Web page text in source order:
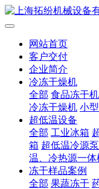
网站首页
客户交付
企业简介
冷冻干燥机
全部 食品冻干机
冷冻干燥机 小
超低温设备
全部 工业冰箱
箱 超低温冷源泵
温、冷热源一体
冻干样品案例
全部 果蔬冻干